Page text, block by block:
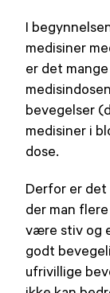
I
medisiner
er det
bevegelser
medisiner i
dose.
Derfor er det
der man
være stiv og
godt
ufrivillige